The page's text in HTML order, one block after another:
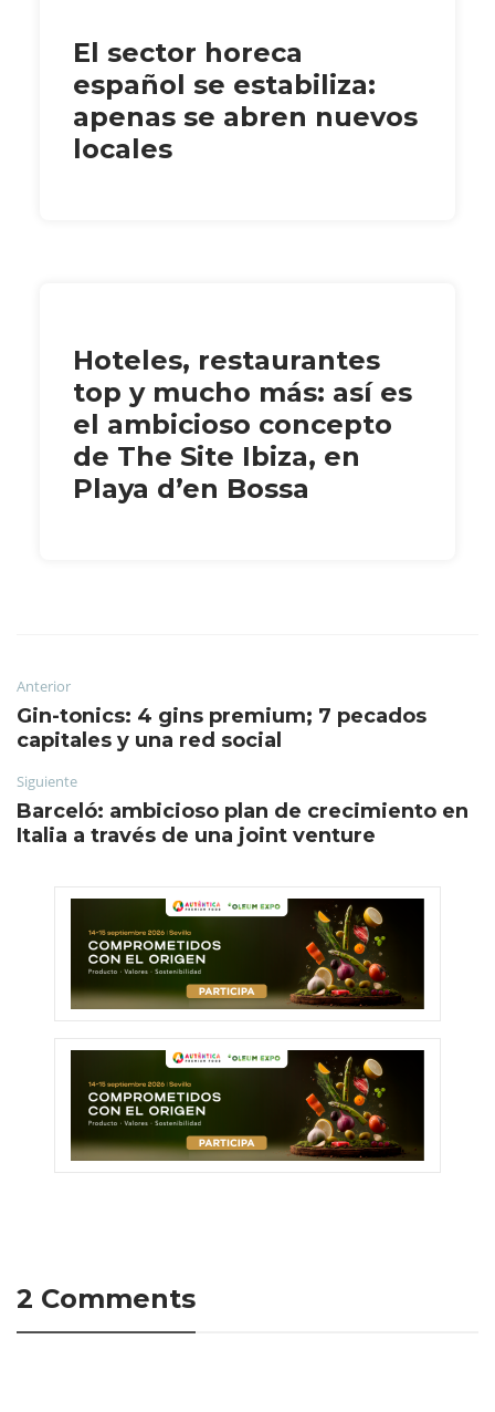
El sector horeca
español se estabiliza:
apenas se abren nuevos
locales
Hoteles, restaurantes
top y mucho más: así es
el ambicioso concepto
de The Site Ibiza, en
Playa d’en Bossa
Anterior
Gin-tonics: 4 gins premium; 7 pecados
capitales y una red social
Siguiente
Barceló: ambicioso plan de crecimiento en
Italia a través de una joint venture
2 Comments